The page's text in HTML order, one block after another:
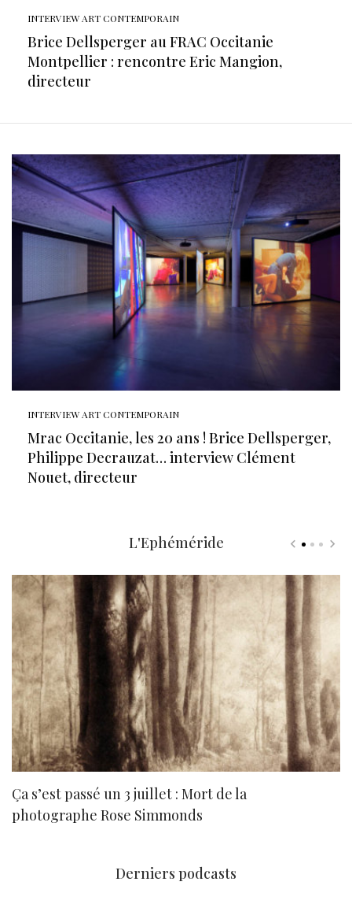
INTERVIEW ART CONTEMPORAIN
Brice Dellsperger au FRAC Occitanie
Montpellier : rencontre Eric Mangion,
directeur
INTERVIEW ART CONTEMPORAIN
Mrac Occitanie, les 20 ans ! Brice Dellsperger,
Philippe Decrauzat… interview Clément
Nouet, directeur
L'Ephéméride
Ça s’est passé un 3 juillet : Mort de la
photographe Rose Simmonds
Derniers podcasts